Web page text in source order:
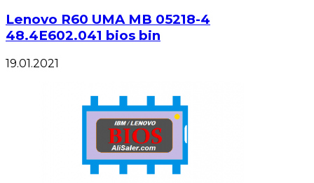
Lenovo R60 UMA MB 05218-4
48.4E602.041 bios bin
19.01.2021